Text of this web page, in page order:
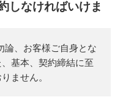
しなければいけま
論、お客様ご自身とな
基本、契約締結に至
ません。